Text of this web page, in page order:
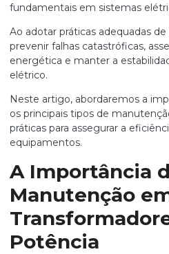
fundamentais em sistemas
Ao adotar práticas adequadas
prevenir falhas catastróficas,
energética e manter a
elétrico.
Neste artigo, abordaremos a
os principais tipos de
práticas para assegurar a
equipamentos.
A Importância
Manutenção
Potência